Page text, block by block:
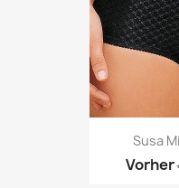
Susa
Vorher